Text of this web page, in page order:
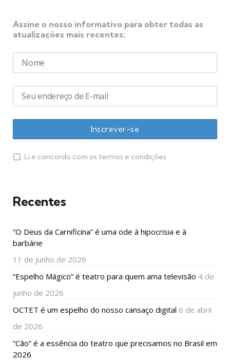
Assine o nosso informativo para obter todas as
atualizações mais recentes:
Li e concordo com os termos e condições
Recentes
“O Deus da Carnificina” é uma ode à hipocrisia e à
barbárie
11 de junho de 2026
“Espelho Mágico” é teatro para quem ama televisão 4 de
junho de 2026
OCTET é um espelho do nosso cansaço digital 6 de abril
de 2026
“Cão” é a essência do teatro que precisamos no Brasil em
2026